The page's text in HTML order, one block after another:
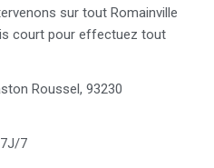
sur tout Romainville
court pour effectuez tout
Roussel, 93230
7